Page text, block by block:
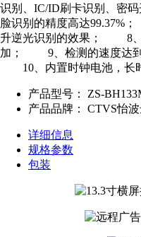
识别、IC/ID刷卡识别、密
脸识别的精度高达
升逆光识别的效果； 8、
加； 9、检测的速度达到
10、内置时钟电池，长时
产品型号：
ZS-
产品品牌：
CTVS怡
详细信息
规格参数
包装